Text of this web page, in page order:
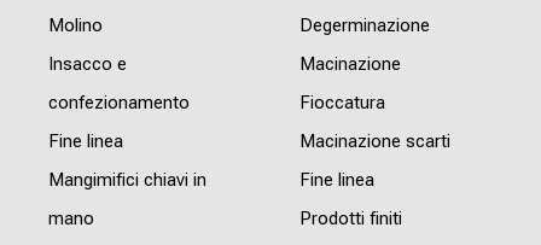
Molino
Insacco e
confezionamento
Fine linea
Mangimifici chiavi in
mano
Degerminazione
Macinazione
Fioccatura
Macinazione scarti
Fine linea
Prodotti finiti